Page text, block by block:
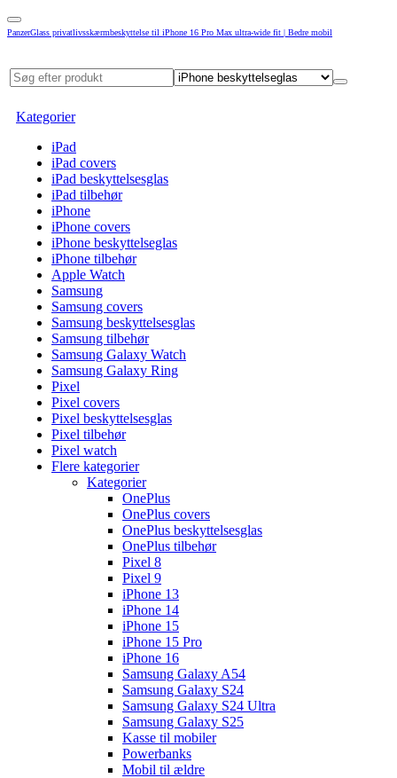
PanzerGlass privatlivsskærmbeskyttelse til iPhone 16 Pro Max ultra-wide fit | Bedre mobil
Kategorier
iPad
iPad covers
iPad beskyttelsesglas
iPad tilbehør
iPhone
iPhone covers
iPhone beskyttelseglas
iPhone tilbehør
Apple Watch
Samsung
Samsung covers
Samsung beskyttelsesglas
Samsung tilbehør
Samsung Galaxy Watch
Samsung Galaxy Ring
Pixel
Pixel covers
Pixel beskyttelsesglas
Pixel tilbehør
Pixel watch
Flere kategorier
Kategorier
OnePlus
OnePlus covers
OnePlus beskyttelsesglas
OnePlus tilbehør
Pixel 8
Pixel 9
iPhone 13
iPhone 14
iPhone 15
iPhone 15 Pro
iPhone 16
Samsung Galaxy A54
Samsung Galaxy S24
Samsung Galaxy S24 Ultra
Samsung Galaxy S25
Kasse til mobiler
Powerbanks
Mobil til ældre